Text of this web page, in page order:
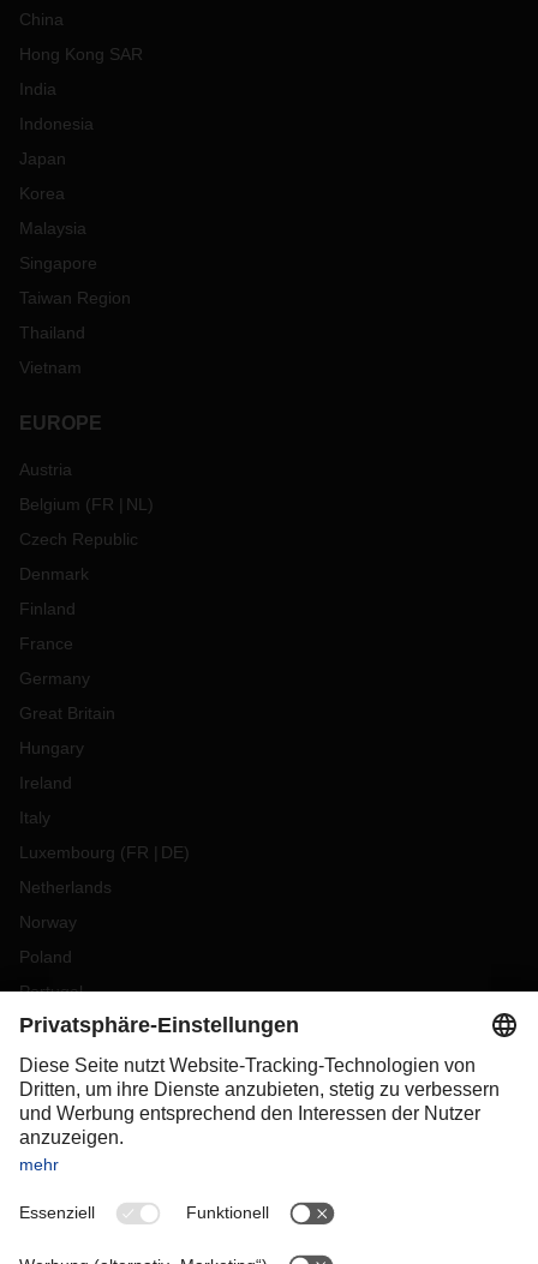
China
Hong Kong SAR
India
Indonesia
Japan
Korea
Malaysia
Singapore
Taiwan Region
Thailand
Vietnam
EUROPE
Austria
Belgium (FR NL )
Czech Republic
Denmark
Finland
France
Germany
Great Britain
Hungary
Ireland
Italy
Luxembourg (FR DE)
Netherlands
Norway
Poland
Portugal
Romania
Slovakia
Spain
Sweden
Switzerland
OCEANIA